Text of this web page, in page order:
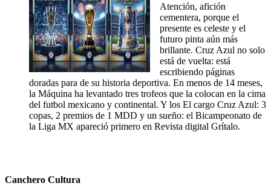
Atención, afición
cementera, porque el
presente es celeste y el
futuro pinta aún más
brillante. Cruz Azul no solo
está de vuelta: está
escribiendo páginas
doradas para de su historia deportiva. En menos de 14 meses,
la Máquina ha levantado tres trofeos que la colocan en la cima
del futbol mexicano y continental. Y los El cargo Cruz Azul: 3
copas, 2 premios de 1 MDD y un sueño: el Bicampeonato de
la Liga MX apareció primero en Revista digital Grítalo.
Canchero Cultura